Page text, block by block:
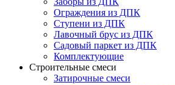
Ограждения из ДПК
Ступени из ДПК
Лавочный брус из ДПК
Садовый паркет из ДПК
Комплектующие
Строительные смеси
Затирочные смеси